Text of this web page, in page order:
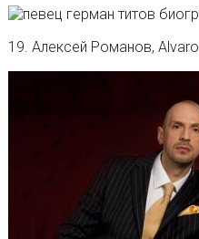
19. Алексей Романов, Alvaro